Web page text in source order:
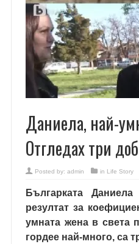
Даниела, най-
Отгледах три
Posted by: admin in Life Story
Българката
резултат за
умната жена в света
гордее най-много, са